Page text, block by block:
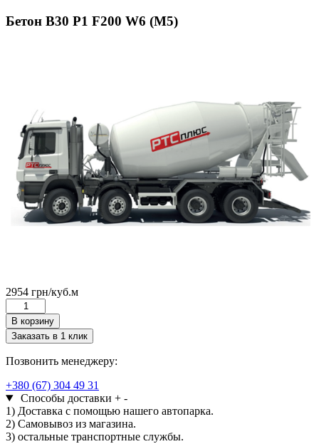
Бетон B30 Р1 F200 W6 (М5)
2954 грн/куб.м
Количество
товара
Бетон
B30
Р1
F200
W6
(М5)
В корзину
Заказать в 1 клик
Позвонить менеджеру:
+380 (67) 304 49 31
Способы доставки + -
1) Доставка с помощью нашего автопарка.
2) Самовывоз из магазина.
3) остальные транспортные службы.